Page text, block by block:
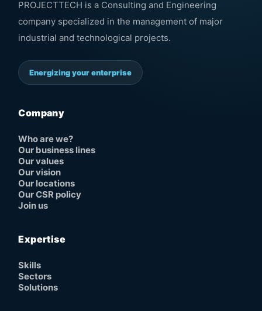
PROJECTTECH is a Consulting and Engineering
company specialized in the management of major
industrial and technological projects.
Energizing your enterprise
Company
Who are we?
Our business lines
Our values
Our vision
Our locations
Our CSR policy
Join us
Expertise
Skills
Sectors
Solutions